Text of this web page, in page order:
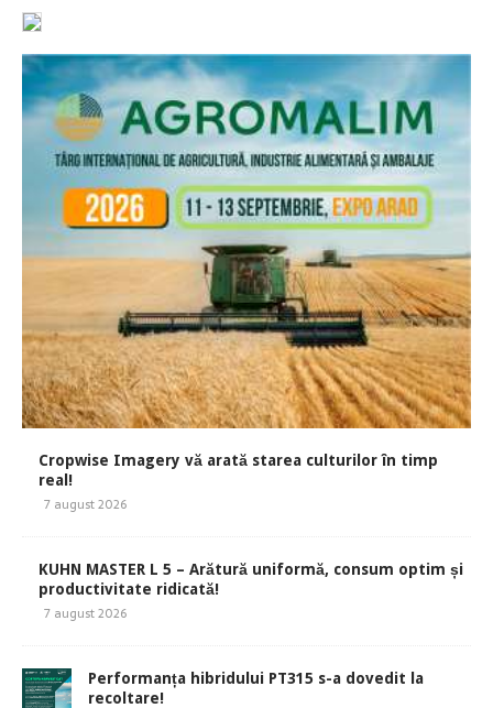
Cropwise Imagery vă arată starea culturilor în timp
real!
7 august 2026
KUHN MASTER L 5 – Arătură uniformă, consum optim și
productivitate ridicată!
7 august 2026
Performanța hibridului PT315 s-a dovedit la
recoltare!